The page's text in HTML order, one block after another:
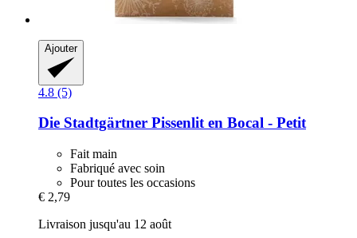
Ajouter
4.8 (5)
Die Stadtgärtner Pissenlit en Bocal -​ Petit
Fait main
Fabriqué avec soin
Pour toutes les occasions
€ 2,79
Livraison jusqu'au 12 août